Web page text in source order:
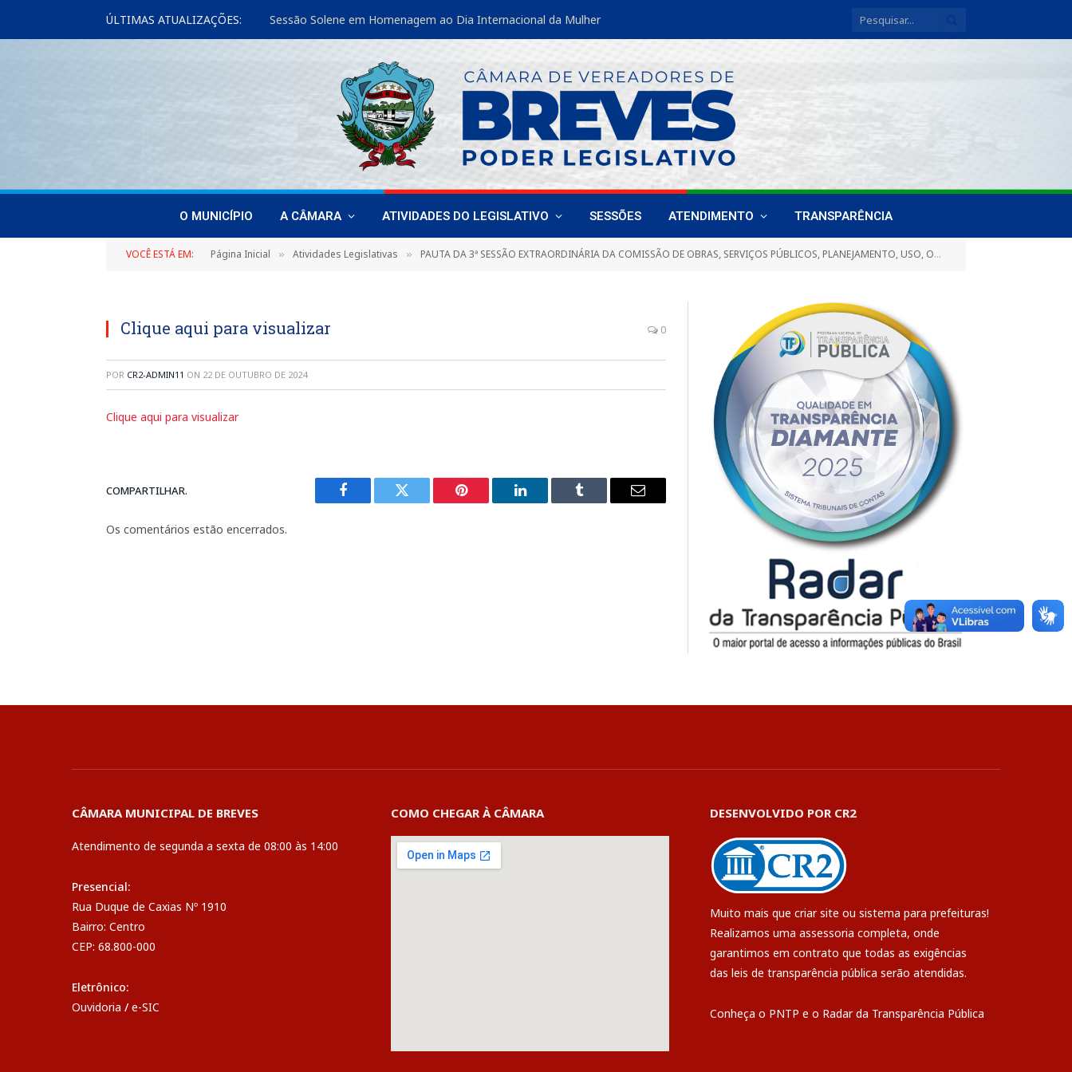
ÚLTIMAS ATUALIZAÇÕES: Sessão Solene em Homenagem ao Dia Internacional da Mulher
O MUNICÍPIO A CÂMARA ATIVIDADES DO LEGISLATIVO SESSÕES ATENDIMENTO TRANSPARÊNCIA
VOCÊ ESTÁ EM: Página Inicial » Atividades Legislativas » PAUTA DA 3ª SESSÃO EXTRAORDINÁRIA DA COMISSÃO DE OBRAS, SERVIÇOS PÚBLICOS, PLANEJAMENTO, USO, OCUPAÇÃO E PARCELAMENTO DO SOLO E AGRICULTURA, REALIZADA 01 DE SETEMBRO DE 2023
Clique aqui para visualizar 0
POR CR2-ADMIN11 ON 22 DE OUTUBRO DE 2024
Clique aqui para visualizar
COMPARTILHAR.
Facebook Twitter Pinterest LinkedIn Tumblr
E-
Os comentários estão encerrados.
CÂMARA MUNICIPAL DE BREVES
Atendimento de segunda a sexta de 08:00 às 14:00
Presencial:
Rua Duque de Caxias Nº 1910
Bairro: Centro
CEP: 68.800-000
Eletrônico:
Ouvidoria / e-SIC
COMO CHEGAR À CÂMARA DESENVOLVIDO POR CR2
Muito mais que criar site ou sistema para prefeituras!
Realizamos uma assessoria completa, onde
garantimos em contrato que todas as exigências
das leis de transparência pública serão atendidas.
Conheça o PNTP e o Radar da Transparência Pública